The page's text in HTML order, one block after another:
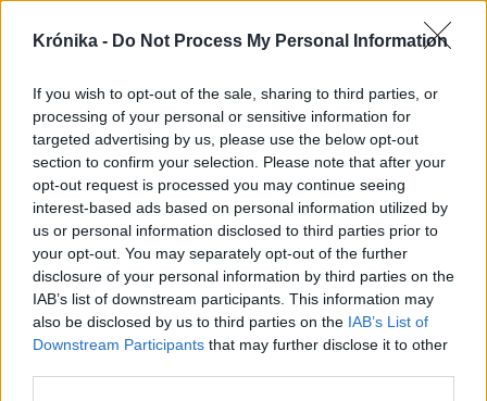
Krónika - Do Not Process My Personal Information
If you wish to opt-out of the sale, sharing to third parties, or
processing of your personal or sensitive information for
targeted advertising by us, please use the below opt-out
section to confirm your selection. Please note that after your
opt-out request is processed you may continue seeing
interest-based ads based on personal information utilized by
us or personal information disclosed to third parties prior to
your opt-out. You may separately opt-out of the further
disclosure of your personal information by third parties on the
IAB’s list of downstream participants. This information may
also be disclosed by us to third parties on the IAB’s List of
Downstream Participants that may further disclose it to other
2026. augusztus 09., vasárnap
Hol a legolcsóbb a sör? És hol a
legdrágább? Meglepetésekkel teli
toplista